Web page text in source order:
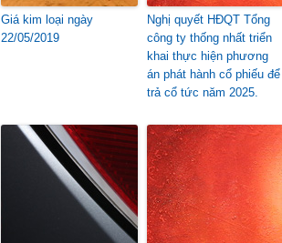
Giá kim loại ngày
22/05/2019
Nghị quyết HĐQT Tổng
công ty thống nhất triển
khai thực hiện phương
án phát hành cổ phiếu để
trả cổ tức năm 2025.